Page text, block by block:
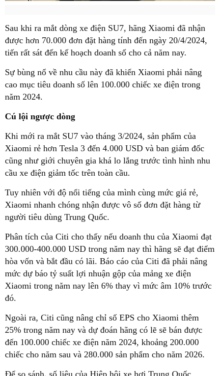
Sau khi ra mắt dòng xe điện SU7, hãng Xiaomi đã nhận
được hơn 70.000 đơn đặt hàng tính đến ngày 20/4/2024,
tiến rất sát đến kế hoạch doanh số cho cả năm nay.
Sự bùng nổ về nhu cầu này đã khiến Xiaomi phải nâng
cao mục tiêu doanh số lên 100.000 chiếc xe điện trong
năm 2024.
Cú lội ngược dòng
Khi mới ra mắt SU7 vào tháng 3/2024, sản phẩm của
Xiaomi rẻ hơn Tesla 3 đến 4.000 USD và ban giám đốc
cũng như giới chuyên gia khá lo lắng trước tình hình nhu
cầu xe điện giảm tốc trên toàn cầu.
Tuy nhiên với độ nổi tiếng của mình cùng mức giá rẻ,
Xiaomi nhanh chóng nhận được vô số đơn đặt hàng từ
người tiêu dùng Trung Quốc.
Phân tích của Citi cho thấy nếu doanh thu của Xiaomi đạt
300.000-400.000 USD trong năm nay thì hãng sẽ đạt điểm
hòa vốn và bắt đầu có lãi. Báo cáo của Citi đã phải nâng
mức dự báo tỷ suất lợi nhuận gộp của mảng xe điện
Xiaomi trong năm nay lên 6% thay vì mức âm 10% trước
đó.
Ngoài ra, Citi cũng nâng chỉ số EPS cho Xiaomi thêm
25% trong năm nay và dự đoán hãng có lẽ sẽ bán được
đến 100.000 chiếc xe điện năm 2024, khoảng 200.000
chiếc cho năm sau và 280.000 sản phẩm cho năm 2026.
Để so sánh, số liệu của Hiệp hội xe hơi Trung Quốc